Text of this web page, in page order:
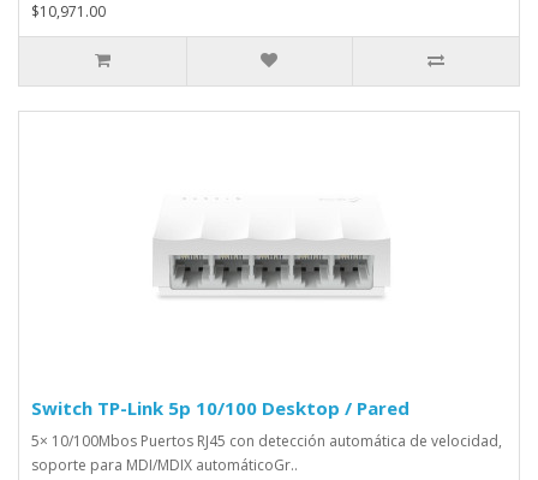
$10,971.00
Switch TP-Link 5p 10/100 Desktop / Pared
5× 10/100Mbos Puertos RJ45 con detección automática de velocidad,
soporte para MDI/MDIX automáticoGr..